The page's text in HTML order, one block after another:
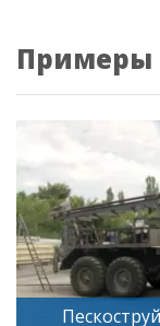
Примеры
буровых